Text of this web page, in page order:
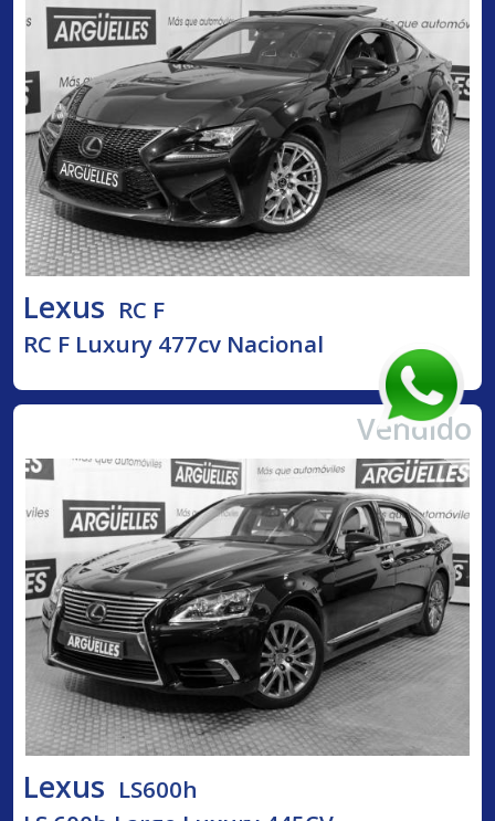
Lexus RC F
RC F Luxury 477cv Nacional
Vendido
Lexus LS600h